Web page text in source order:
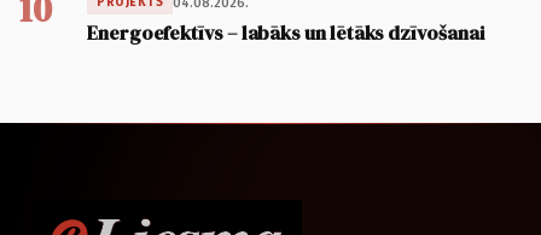
Energoefektīvs – labāks un lētāks dzīvošanai